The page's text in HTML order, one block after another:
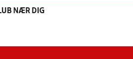
NÆR DIG